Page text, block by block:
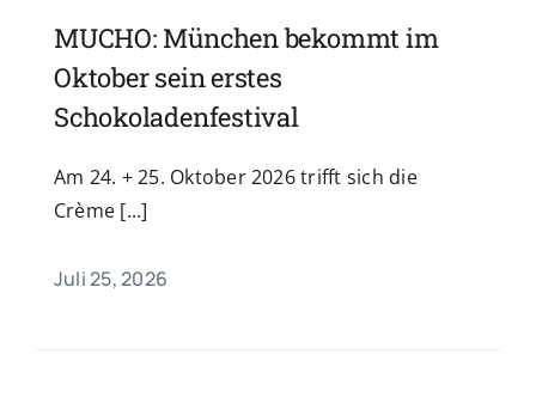
MUCHO: München bekommt im
Oktober sein erstes
Schokoladenfestival
Am 24. + 25. Oktober 2026 trifft sich die
Crème [...]
Juli 25, 2026